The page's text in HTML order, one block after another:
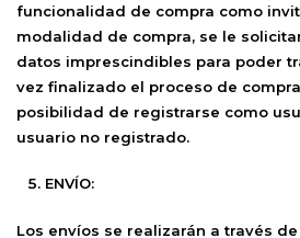
funcionalidad de compra como
modalidad de compra, se le
datos imprescindibles para poder
vez finalizado el proceso de
posibilidad de registrarse como
usuario no registrado.
ENVÍO:
Los envíos se realizarán a través